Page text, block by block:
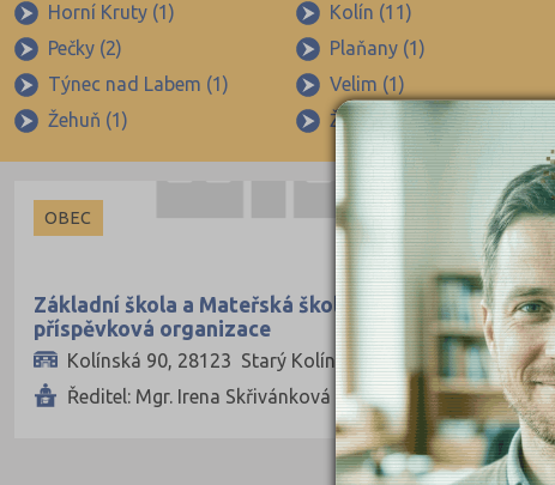
Horní Kruty (1)
Kolín (11)
Pečky (2)
Plaňany (1)
Týnec nad Labem (1)
Velim (1)
Žehuň (1)
Žiželice nad Cidlinou (1)
OBEC
Základní škola a Mateřská škola Starý Kolín,
příspěvková organizace
Kolínská 90, 28123 Starý Kolín
Ředitel: Mgr. Irena Skřivánková